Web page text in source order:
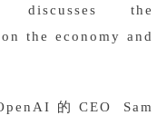
discusses the
the economy and
的CEO Sam